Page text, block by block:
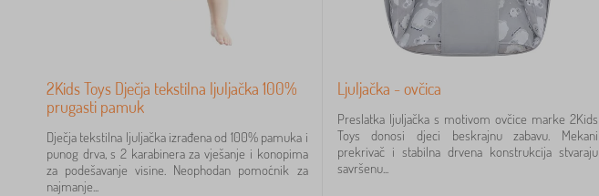
2Kids Toys Dječja tekstilna ljuljačka 100%
prugasti pamuk
Dječja tekstilna ljuljačka izrađena od 100% pamuka i
punog drva, s 2 karabinera za vješanje i konopima
za podešavanje visine. Neophodan pomoćnik za
najmanje...
Ljuljačka - ovčica
Preslatka ljuljačka s motivom ovčice marke 2Kids
Toys donosi djeci beskrajnu zabavu. Mekani
prekrivač i stabilna drvena konstrukcija stvaraju
savršenu...